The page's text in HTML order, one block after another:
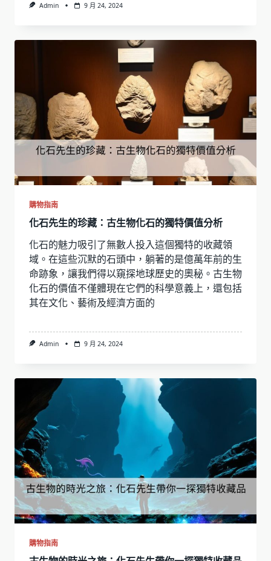
Admin 9 月 24, 2024
購物指南
化石先生的珍藏：古生物化石的獨特價值分析
化石的魅力吸引了無數人投入這個獨特的收藏領
域。在這些沉默的石頭中，躺著的是億萬年前的生
命跡象，讓我們得以窺探地球歷史的奧秘。古生物
化石的價值不僅體現在它們的科學意義上，還包括
其在文化、藝術及經濟方面的
Admin 9 月 24, 2024
購物指南